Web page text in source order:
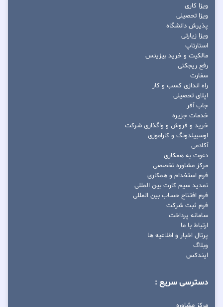
ویزا کاری
ویزا تحصیلی
پذیرش دانشگاه
ویزا زیارتی
استارتاپ
مالکیت و خرید بیزینس
رفع ریجکتی
سفارت
راه اندازی کسب و کار
اپلای تحصیلی
جاب آفر
خدمات جزیره
خرید و فروش و واگذاری شرکت
اوسبیلدونگ و کاراموزی
آکادمی
دعوت به همکاری
مرکز مشاوره تخصصی
فرم استخدام و همکاری
تمدید سیم کارت بین المللی
فرم افتتاح حساب بین المللی
فرم ثبت شرکت
سامانه پرداخت
ارتباط با ما
پرتال اخبار و اطلاعیه ها
وبلاگ
ایندکس
دسترسی سریع :